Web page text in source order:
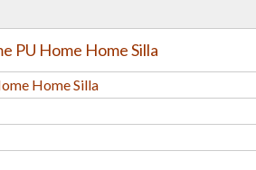
PU Home Home Silla
Home Silla